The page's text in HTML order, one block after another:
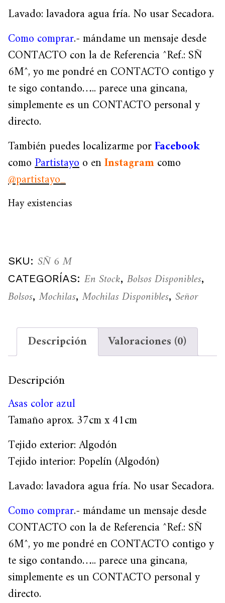
Lavado: lavadora agua fría. No usar Secadora.
Como comprar.- mándame un mensaje desde
CONTACTO con la de Referencia ^Ref.: SÑ
6M^, yo me pondré en CONTACTO contigo y
te sigo contando….. parece una gincana,
simplemente es un CONTACTO personal y
directo.
También puedes localizarme porFacebook
comoPartistayoo enInstagramcomo
@partistayo_
Hay existencias
SKU: SÑ 6 M
CATEGORÍAS: En Stock, Bolsos Disponibles,
Bolsos,Mochilas,Mochilas Disponibles, Señor
Descripción Valoraciones (0)
Descripción
Asas color azul
Tamaño aprox. 37cm x 41cm
Tejido exterior: Algodón
Tejido interior: Popelín (Algodón)
Lavado: lavadora agua fría. No usar Secadora.
Como comprar.- mándame un mensaje desde
CONTACTO con la de Referencia ^Ref.: SÑ
6M^, yo me pondré en CONTACTO contigo y
te sigo contando….. parece una gincana,
simplemente es un CONTACTO personal y
directo.